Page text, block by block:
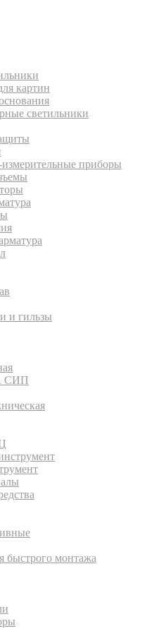
картин
светильники
приборы
и гильзы
СИП
быстрого монтажа